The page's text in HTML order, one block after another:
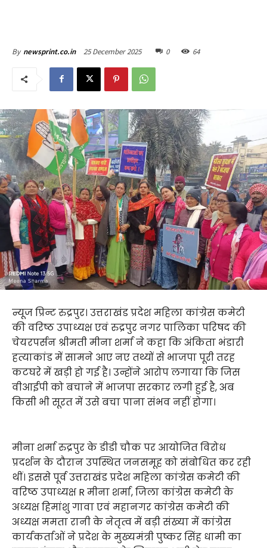
By newsprint.co.in 25 December 2025 0 64
न्यूज प्रिन्ट रुद्रपुर। उत्तराखंड प्रदेश महिला कांग्रेस कमेटी
की वरिष्ठ उपाध्यक्ष एवं रुद्रपुर नगर पालिका परिषद की
चेयरपर्सन श्रीमती मीना शर्मा ने कहा कि अंकिता भंडारी
हत्याकांड में सामने आए नए तथ्यों से भाजपा पूरी तरह
कटघरे में खड़ी हो गई है। उन्होंने आरोप लगाया कि जिस
वीआईपी को बचाने में भाजपा सरकार लगी हुई है, अब
किसी भी सूरत में उसे बचा पाना संभव नहीं होगा।
मीना शर्मा रुद्रपुर के डीडी चौक पर आयोजित विरोध
प्रदर्शन के दौरान उपस्थित जनसमूह को संबोधित कर रही
थीं। इससे पूर्व उत्तराखंड प्रदेश महिला कांग्रेस कमेटी की
वरिष्ठ उपाध्यक्ष R मीना शर्मा, जिला कांग्रेस कमेटी के
अध्यक्ष हिमांशु गावा एवं महानगर कांग्रेस कमेटी की
अध्यक्ष ममता रानी के नेतृत्व में बड़ी संख्या में कांग्रेस
कार्यकर्ताओं ने प्रदेश के मुख्यमंत्री पुष्कर सिंह धामी का